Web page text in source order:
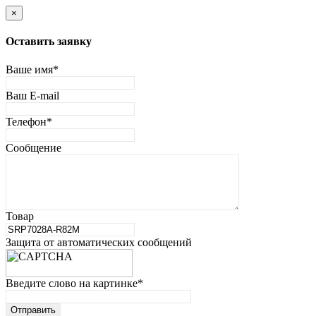
×
Оставить заявку
Ваше имя*
Ваш E-mail
Телефон*
Сообщение
Товар
Защита от автоматических сообщений
Введите слово на картинке*